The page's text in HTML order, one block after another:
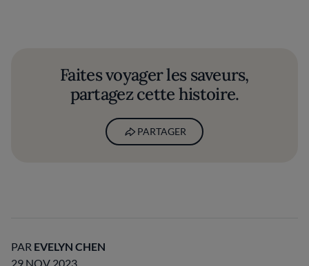
Faites voyager les saveurs,
partagez cette histoire.
PARTAGER
PAR EVELYN CHEN
29 NOV 2023